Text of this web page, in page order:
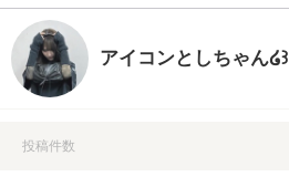
アイコンとしちゃん໒꒱
投稿件数